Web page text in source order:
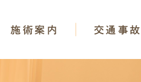
施術案内 交通事故